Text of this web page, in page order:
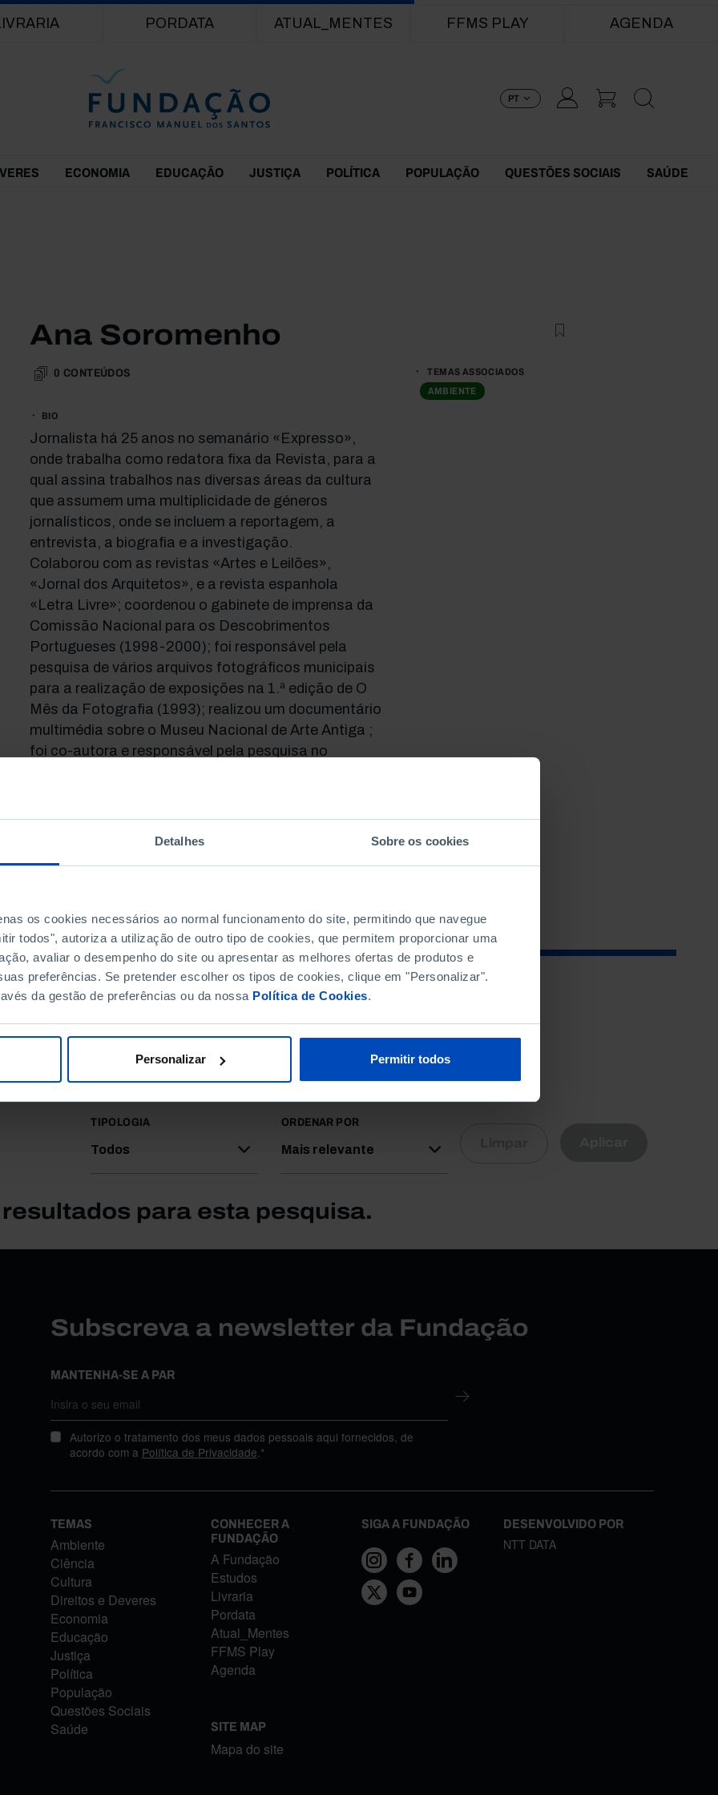
Detalhes Sobre os cookies
os cookies necessários ao normal funcionamento do site, permitindo que navegue
todos", autoriza a utilização de outro tipo de cookies, que permitem proporcionar uma
avaliar o desempenho do site ou apresentar as melhores ofertas de produtos e
preferências. Se pretender escolher os tipos de cookies, clique em "Personalizar".
da gestão de preferências ou da nossa Política de Cookies.
Personalizar Permitir todos
PORDATA ATUAL_MENTES FFMS PLAY AGENDA
PT
ECONOMIA EDUCAÇÃO JUSTIÇA POLÍTICA POPULAÇÃO QUESTÕES SOCIAIS SAÚDE
Ana Soromenho
0 CONTEÚDOS
BIO
Jornalista há 25 anos no semanário «Expresso»,
onde trabalha como redatora fixa da Revista, para a
qual assina trabalhos nas diversas áreas da cultura
que assumem uma multiplicidade de géneros
jornalísticos, onde se incluem a reportagem, a
entrevista, a biografia e a investigação.
Colaborou com as revistas «Artes e Leilões»,
«Jornal dos Arquitetos», e a revista espanhola
«Letra Livre»; coordenou o gabinete de imprensa da
Comissão Nacional para os Descobrimentos
Portugueses (1998-2000); foi responsável pela
pesquisa de vários arquivos fotográficos municipais
para a realização de exposições na 1.ª edição de O
Mês da Fotografia (1993); realizou um documentário
multimédia sobre o Museu Nacional de Arte Antiga ;
foi co-autora e responsável pela pesquisa no
Artista» (1866-1922) ou a edição «Viver Almada»,
TEMAS ASSOCIADOS
AMBIENTE
TIPOLOGIA
Todos
ORDENAR POR
Mais relevante
para esta pesquisa.
Subscreva a newsletter da Fundação
MANTENHA-SE A PAR
Autorizo o tratamento dos meus dados pessoais aqui fornecidos, de
acordo com a Política de Privacidade.*
TEMAS
Ambiente
Ciência
Cultura
Direitos e Deveres
Economia
Educação
Justiça
Política
População
Questões Sociais
Saúde
CONHECER A
FUNDAÇÃO
A Fundação
Estudos
Livraria
Pordata
Atual_Mentes
FFMS Play
Agenda
SITE MAP
Mapa do site
SIGA A FUNDAÇÃO DESENVOLVIDO POR
NTT DATA